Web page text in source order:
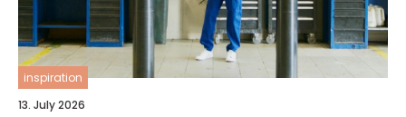
inspiration
13. July 2026